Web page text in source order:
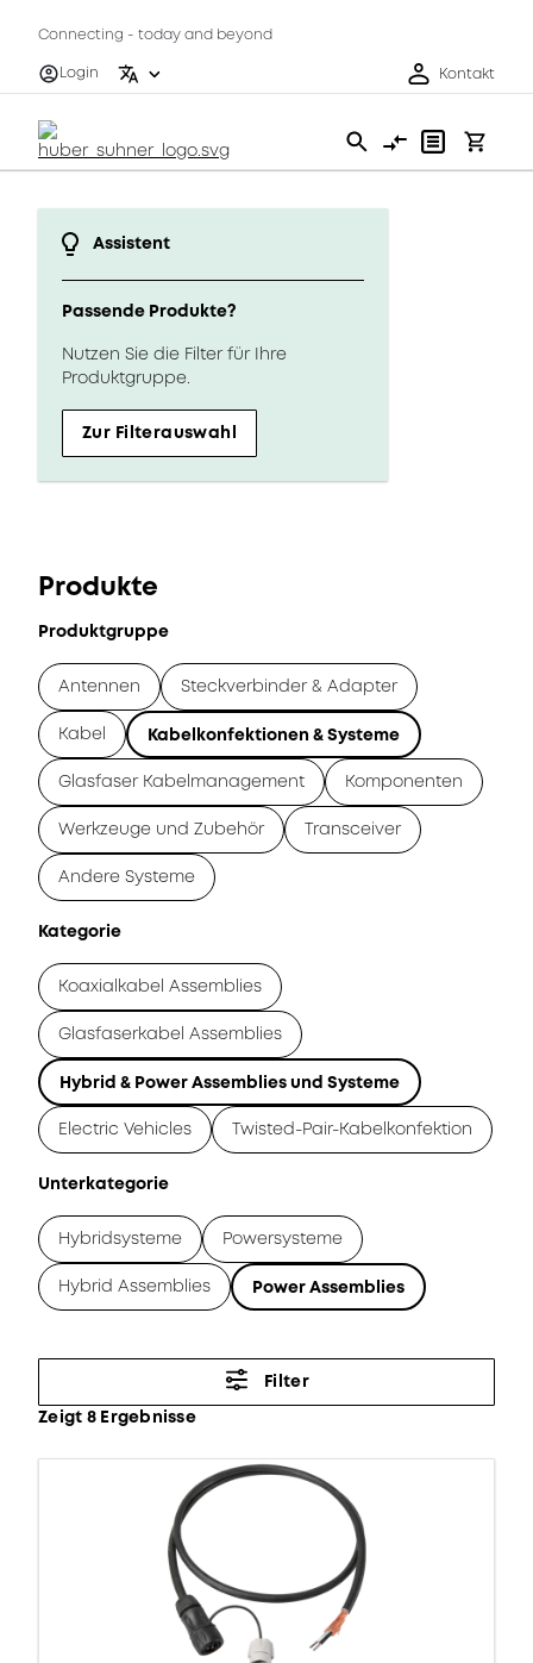
Connecting - today and beyond
Login
Kontakt
Assistent
Passende Produkte?
Nutzen Sie die Filter für Ihre
Produktgruppe.
Zur Filterauswahl
Produkte
Produktgruppe
Antennen Steckverbinder & Adapter
Kabel Kabelkonfektionen & Systeme
Glasfaser Kabelmanagement Komponenten
Werkzeuge und Zubehör Transceiver
Andere Systeme
Kategorie
Koaxialkabel Assemblies
Glasfaserkabel Assemblies
Hybrid & Power Assemblies und Systeme
Electric Vehicles Twisted-Pair-Kabelkonfektion
Unterkategorie
Hybridsysteme Powersysteme
Hybrid Assemblies Power Assemblies
Filter
Zeigt 8 Ergebnisse